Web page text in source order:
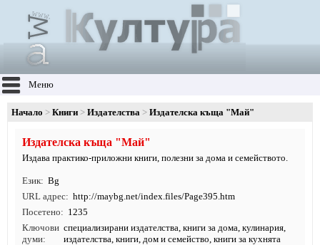
Меню
Начало Книги Издателства Издателска къща "Май"
Издателска къща "Май"
Издава практико-приложни книги, полезни за дома и семейството.
Език
Bg
URL адрес
http://maybg.net/index.files/Page395.htm
Посетено
1235
Ключови
думи
специализирани издателства, книги за дома, кулинария,
издателства, книги, дом и семейство, книги за кухнята